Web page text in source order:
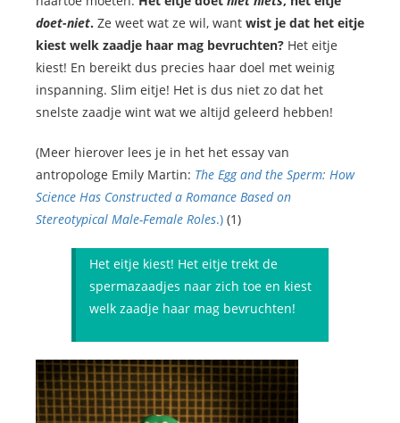
doet-niet. Ze weet wat ze wil, want wist je dat het eitje
kiest welk zaadje haar mag bevruchten? Het eitje
kiest! En bereikt dus precies haar doel met weinig
inspanning. Slim eitje! Het is dus niet zo dat het
snelste zaadje wint wat we altijd geleerd hebben!
(Meer hierover lees je in het het essay van
antropologe Emily Martin: The Egg and the Sperm: How
Science Has Constructed a Romance Based on
Stereotypical Male-Female Roles.) (1)
Het eitje kiest! Het eitje trekt de
spermazaadjes naar zich toe en kiest
welk zaadje haar mag bevruchten!